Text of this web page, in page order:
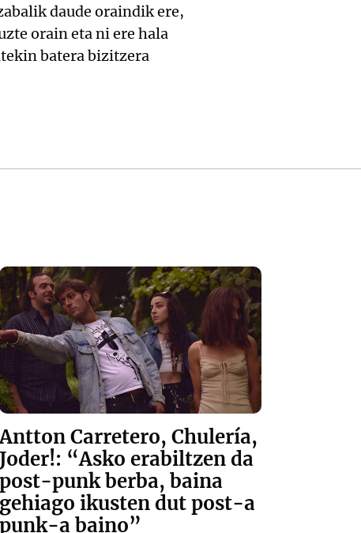
daude oraindik ere,
orain eta ni ere hala
batera bizitzera
Antton Carretero, Chulería,
Joder!: “Asko erabiltzen da
post-punk berba, baina
gehiago ikusten dut post-a
punk-a baino”